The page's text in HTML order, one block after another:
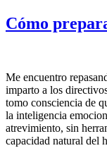
Cómo
Me encuentro
imparto a los
tomo consciencia de
la inteligencia
atrevimiento, sin
capacidad natural del